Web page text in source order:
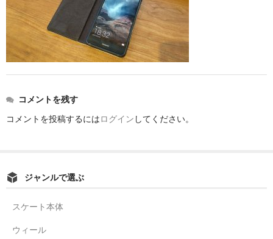
コメントを残す
コメントを投稿するにはログイン してください。
ジャンルで選ぶ
スケート本体
ウィール